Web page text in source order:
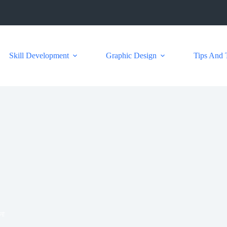
Skill Development Graphic Design Tips And